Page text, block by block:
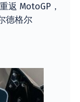
返 MotoGP，
德格尔